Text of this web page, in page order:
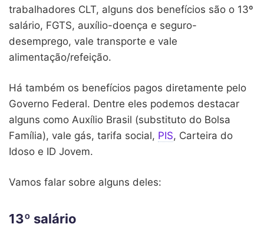
trabalhadores CLT, alguns dos benefícios são o 13º
salário, FGTS, auxílio-doença e seguro-
desemprego, vale transporte e vale
alimentação/refeição.
Há também os benefícios pagos diretamente pelo
Governo Federal. Dentre eles podemos destacar
alguns como Auxílio Brasil (substituto do Bolsa
Família), vale gás, tarifa social, PIS, Carteira do
Idoso e ID Jovem.
Vamos falar sobre alguns deles:
13º salário